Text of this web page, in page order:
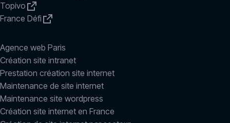
Topivo
France Défi
Agence web Paris
Création site intranet
Prestation création site internet
Maintenance de site internet
Maintenance site wordpress
Création site internet en France